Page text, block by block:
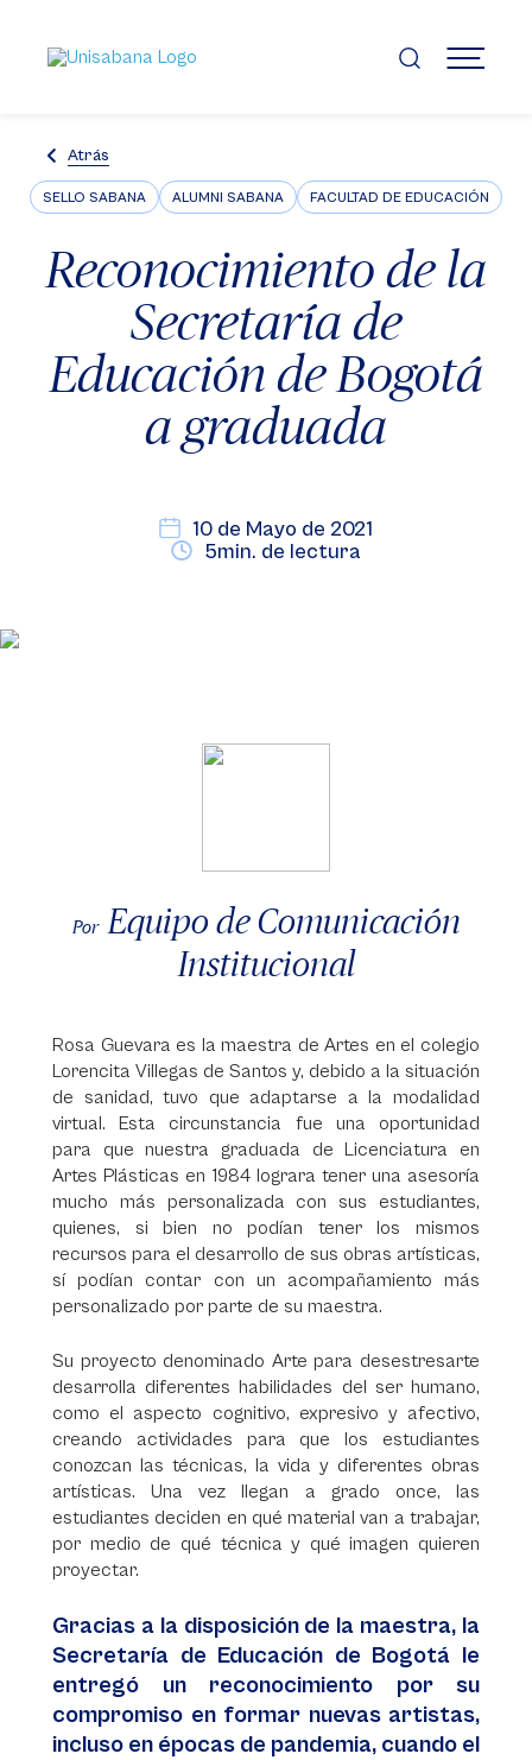
contenido
principal
MENÚ
Atrás
SELLO SABANA ALUMNI SABANA FACULTAD DE EDUCACIÓN
Reconocimiento de la
Secretaría de
Educación de Bogotá
a graduada
10 de Mayo de 2021
5min. de lectura
Por Equipo de Comunicación
Institucional
Rosa Guevara es la maestra de Artes en el colegio
Lorencita Villegas de Santos y, debido a la situación
de sanidad, tuvo que adaptarse a la modalidad
virtual. Esta circunstancia fue una oportunidad
para que nuestra graduada de Licenciatura en
Artes Plásticas en 1984 lograra tener una asesoría
mucho más personalizada con sus estudiantes,
quienes, si bien no podían tener los mismos
recursos para el desarrollo de sus obras artísticas,
sí podían contar con un acompañamiento más
personalizado por parte de su maestra.
Su proyecto denominado Arte para desestresarte
desarrolla diferentes habilidades del ser humano,
como el aspecto cognitivo, expresivo y afectivo,
creando actividades para que los estudiantes
conozcan las técnicas, la vida y diferentes obras
artísticas. Una vez llegan a grado once, las
estudiantes deciden en qué material van a trabajar,
por medio de qué técnica y qué imagen quieren
proyectar.
Gracias a la disposición de la maestra, la
Secretaría de Educación de Bogotá le
entregó un reconocimiento por su
compromiso en formar nuevas artistas,
incluso en épocas de pandemia, cuando el